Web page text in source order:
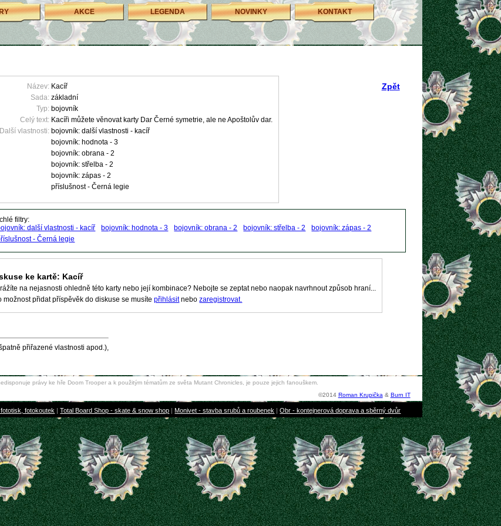
AKCE LEGENDA NOVINKY KONTAKT
Název: Kacíř
Sada: základní
Typ: bojovník
Celý text: Kacíři můžete věnovat karty Dar Černé symetrie, ale ne Apoštolův dar.
Další vlastnosti: bojovník: další vlastnosti - kacíř
bojovník: hodnota - 3
bojovník: obrana - 2
bojovník: střelba - 2
bojovník: zápas - 2
příslušnost - Černá legie
Zpět
filtry:
další vlastnosti - kacíř
bojovník: hodnota - 3 bojovník: obrana - 2 bojovník: střelba - 2
bojovník: zápas - 2
- Černá legie
ke kartě: Kacíř
na nejasnosti ohledně této karty nebo její kombinace? Nebojte se zeptat nebo naopak navrhnout způsob hraní...
možnost přidat příspěvěk do diskuse se musítepřihlásitnebozaregistrovat.
přiřazené vlastnosti apod.),
právy ke hře Doom Trooper a k použitým tématům ze světa Mutant Chronicles, je pouze jejich fanouškem.
©2014 Roman Krupička & Burn IT
fotokoutek |Total Board Shop - skate & snow shop |Monivet - stavba srubů a roubenek |Obr - kontejnerová doprava a sběrný dvůr